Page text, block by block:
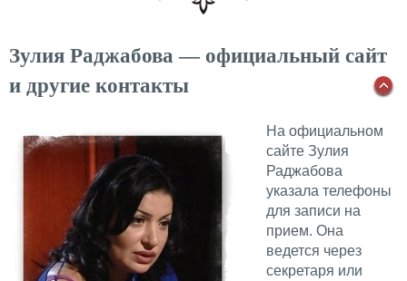
Зулия Раджабова — официальный сайт
и другие контакты
На официальном
сайте Зулия
Раджабова
указала телефоны
для записи на
прием. Она
ведется через
секретаря или